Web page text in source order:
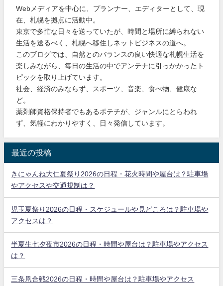
Webメディアを中心に、プランナー、エディターとして、現
在、札幌を拠点に活動中。
東京で多忙な日々を送っていたが、時間と場所に縛られない
生活を送るべく、札幌へ移住しネットビジネスの道へ。
このブログでは、自然とのバランスの良い快適な札幌生活を
楽しみながら、毎日の生活の中でアンテナに引っかかったト
ピックを取り上げています。
社会、経済のみならず、スポーツ、音楽、食べ物、健康な
ど。
薬剤師資格保持者でもあるポテチが、ジャンルにとらわれ
ず、気軽にわかりやすく、日々発信しています。
最近の投稿
きにゃんね大仁夏祭り2026の日程・花火時間や屋台は？駐車場
やアクセスや交通規制は？
児玉夏祭り2026の日程・スケジュールや見どころは？駐車場や
アクセスは？
半夏生七夕夜市2026の日程・時間や屋台は？駐車場やアクセス
は？
三条凧合戦2026の日程・時間や屋台は？駐車場やアクセス